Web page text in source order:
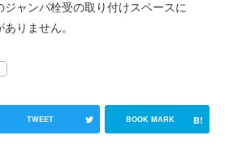
ャンパ栓受の取り付けスペースに
りません。
TWEET BOOK MARK B!